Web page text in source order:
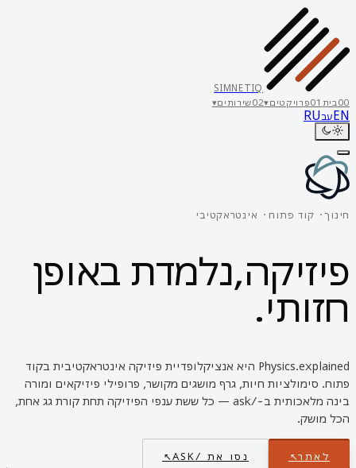
SIMNETIQ
00 בית 01פרויקטים▾
02שירותים▾
ENעבRU
חינוך · קוד פתוח · אינטראקטיבי
פיזיקה,נלמדת באופן
חזותי.
Physics.explained היא אנציקלופדיית פיזיקה אינטראקטיבית בקוד
פתוח. סימולציות חיות, גרף מושגים מקושר, פרופילי פיזיקאים ומורה
בינה מלאכותית ב-/ask — כל ששת ענפי הפיזיקה תחת קורת גג אחת,
הכל מושק.
לאתר↗ נסו את /ASK ↗